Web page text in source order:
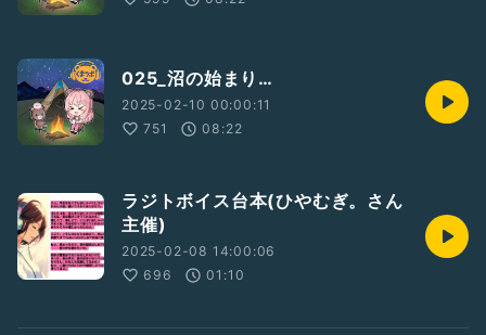
025_沼の始まり…
2025-02-10 00:00:11
751
08:22
ラジトボイス台本(ひやむぎ。さん
主催)
2025-02-08 14:00:06
696
01:10